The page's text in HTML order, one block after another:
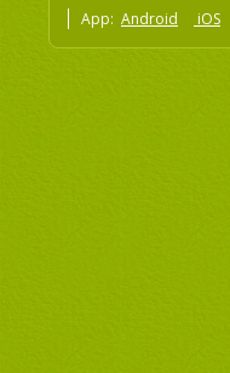
App: Android iOS